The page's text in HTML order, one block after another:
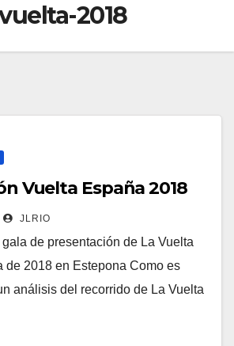
2018
Vuelta España 2018
JLRIO
de presentación de La Vuelta
de 2018 en Estepona Como es
análisis del recorrido de La Vuelta